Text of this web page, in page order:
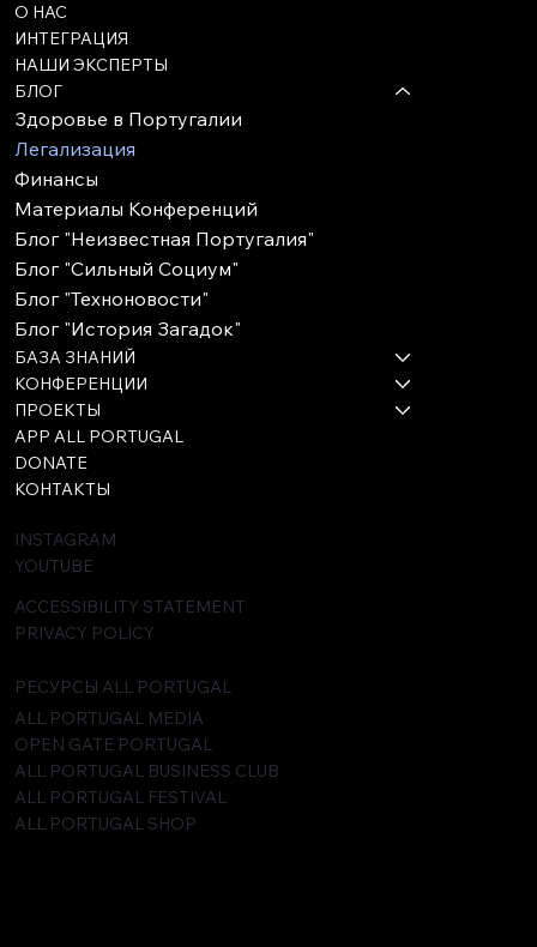
О НАС
ИНТЕГРАЦИЯ
НАШИ ЭКСПЕРТЫ
БЛОГ
Здоровье в Португалии
Легализация
Финансы
Материалы Конференций
Блог "Неизвестная Португалия"
Блог "Сильный Социум"
Блог "Техноновости"
Блог "История Загадок"
БАЗА ЗНАНИЙ
КОНФЕРЕНЦИИ
ПРОЕКТЫ
APP ALL PORTUGAL
DONATE
КОНТАКТЫ
INSTAGRAM
YOUTUBE
ACCESSIBILITY STATEMENT
PRIVACY POLICY
РЕСУРСЫ ALL PORTUGAL
ALL PORTUGAL MEDIA
OPEN GATE PORTUGAL
ALL PORTUGAL BUSINESS CLUB
ALL PORTUGAL FESTIVAL
ALL PORTUGAL SHOP